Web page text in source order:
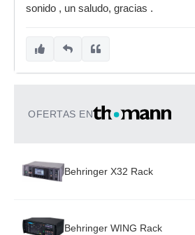
sonido , un saludo, gracias .
OFERTAS EN
Behringer X32 Rack
Behringer WING Rack